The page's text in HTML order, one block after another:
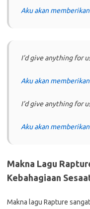
Aku akan
I’d give anything for
Aku akan
I’d give anything for
Aku akan
Makna Lagu
Kebahagiaan
Makna lagu Rapture